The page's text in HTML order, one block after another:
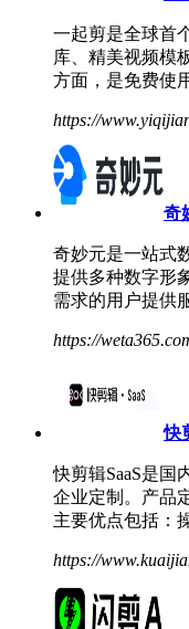
一起剪是全球首
库、精美视频模
方面，是免费使
https://
奇
奇妙元是一站式
提供多种数字形
需求的用户提供
https://
快
快剪辑SaaS是
企业定制。产品
主要优点包括：
https://